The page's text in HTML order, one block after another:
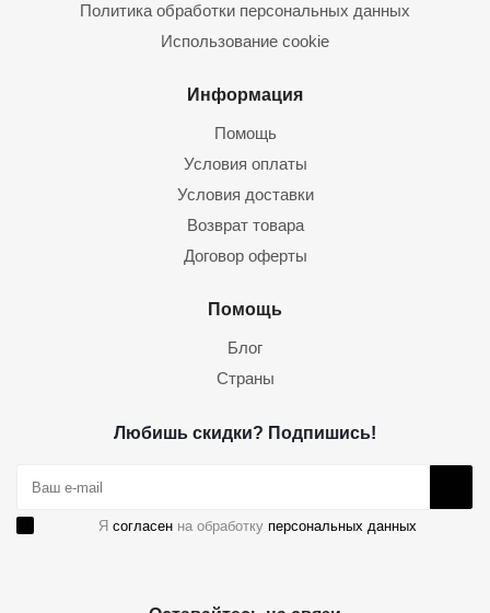
Политика обработки персональных данных
Использование cookie
Информация
Помощь
Условия оплаты
Условия доставки
Возврат товара
Договор оферты
Помощь
Блог
Страны
Любишь скидки? Подпишись!
Я согласен на обработку персональных данных